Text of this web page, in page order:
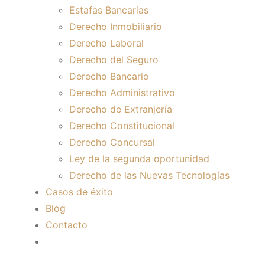
Estafas Bancarias
Derecho Inmobiliario
Derecho Laboral
Derecho del Seguro
Derecho Bancario
Derecho Administrativo
Derecho de Extranjería
Derecho Constitucional
Derecho Concursal
Ley de la segunda oportunidad
Derecho de las Nuevas Tecnologías
Casos de éxito
Blog
Contacto